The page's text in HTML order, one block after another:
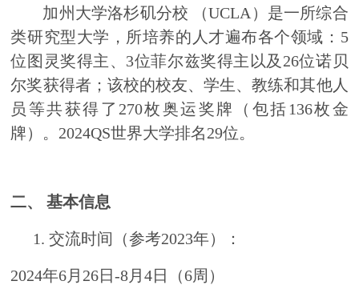
加州大学洛杉矶分校 （UCLA）是一所综合
类研究型大学，所培养的人才遍布各个领域：5
位图灵奖得主、3位菲尔兹奖得主以及26位诺贝
尔奖获得者；该校的校友、学生、教练和其他人
员等共获得了270枚奥运奖牌（包括136枚金
牌）。2024QS世界大学排名29位。
二、基本信息
1.交流时间（参考2023年）：
2024年6月26日-8月4日（6周）